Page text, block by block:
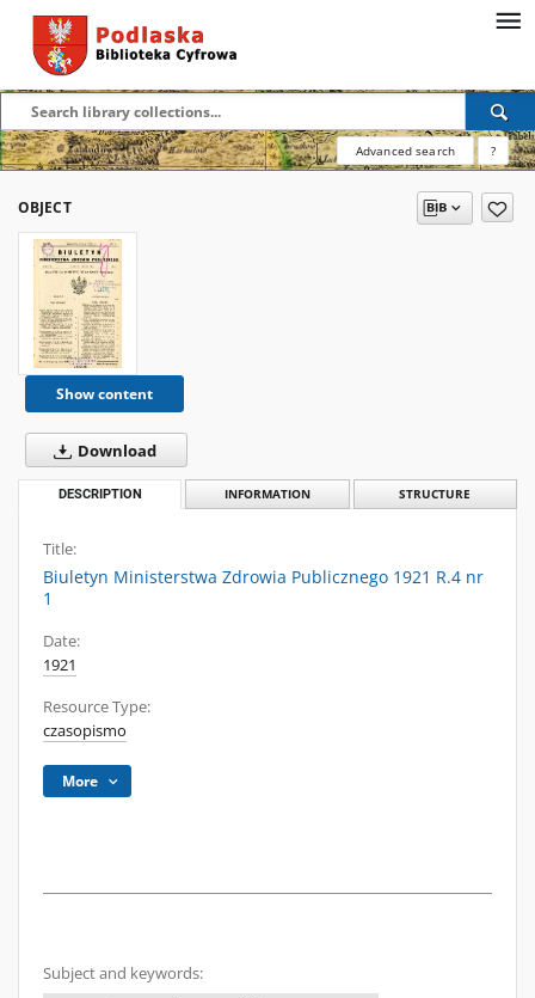
Advanced search ?
OBJECT
Show content
Download
DESCRIPTION INFORMATION STRUCTURE
Title:
Biuletyn Ministerstwa Zdrowia Publicznego 1921 R.4 nr
1
Date:
1921
Resource Type:
czasopismo
More
Subject and keywords: